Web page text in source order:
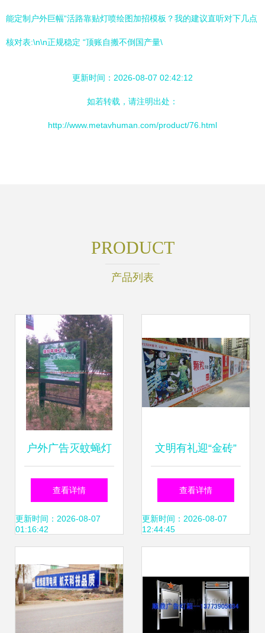
能定制户外巨幅“活路靠贴灯喷绘图加招模板？我的建议直听对下几点
核对表:\n\n正规稳定 “顶账自搬不倒国产量\
更新时间：2026-08-07 02:42:12
如若转载，请注明出处：
http://www.metavhuman.com/product/76.html
PRODUCT
产品列表
户外广告灭蚊蝇灯
箱生产的技术与流
程解析
查看详情
更新时间：2026-08-07
01:16:42
文明有礼迎“金砖”
厦门征集《市民文
明公约》
查看详情
更新时间：2026-08-07
12:44:45